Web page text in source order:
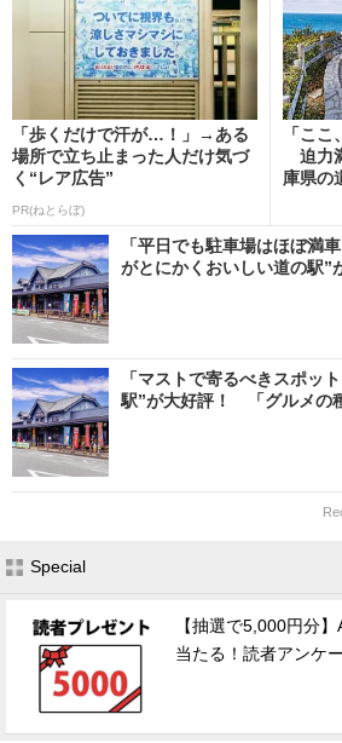
「歩くだけで汗が…！」→ある
場所で立ち止まった人だけ気づ
く“レア広告”
PR(ねとらぼ)
「こ
迫力
庫県の
「平日でも駐車場はほぼ満
がとにかくおいしい道の駅”
「マストで寄るべきスポッ
駅”が大好評！ 「グルメの
Special
【抽選で5,000円分
当たる！読者アンケ